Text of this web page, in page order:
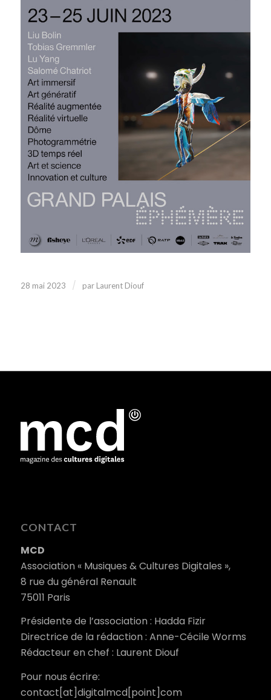
28 mai 2023 / par Laurent Diouf
CONTACT
MCD
Association « Musiques & Cultures Digitales »,
8 rue du général Renault
75011 Paris
Présidente de l’association : Hadda Fizir
Directrice de la rédaction : Anne-Cécile Worms
Rédacteur en chef : Laurent Diouf
Pour nous écrire:
contact[at]digitalmcd[point]com